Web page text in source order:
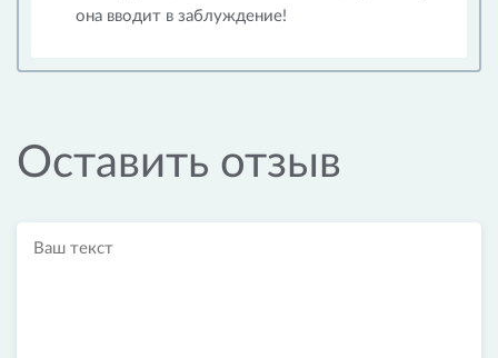
она вводит в заблуждение!
Оставить отзыв